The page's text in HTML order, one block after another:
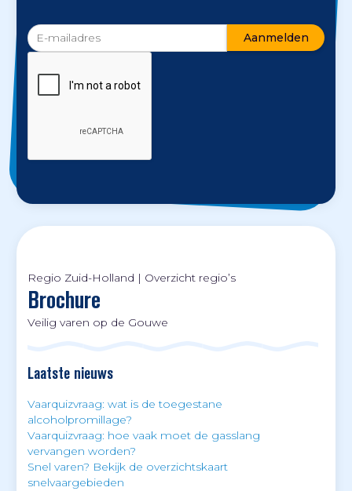
Regio Zuid-Holland | Overzicht regio’s
Brochure
Veilig varen op de Gouwe
Laatste nieuws
Vaarquizvraag: wat is de toegestane
alcoholpromillage?
Vaarquizvraag: hoe vaak moet de gasslang
vervangen worden?
Snel varen? Bekijk de overzichtskaart
snelvaargebieden